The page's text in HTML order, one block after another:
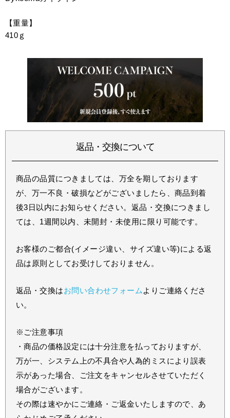
【重量】
410ｇ
返品・交換について
商品の品質につきましては、万全を期しております
が、万一不良・破損などがございましたら、商品到着
後3日以内にお知らせください。返品・交換につきまし
ては、1週間以内、未開封・未使用に限り可能です。
お客様のご都合(イメージ違い、サイズ違い等)による返
品は原則としてお受けしておりません。
返品・交換はお問い合わせフォーム よりご連絡くださ
い。
※ご注意事項
・商品の価格設定には十分注意を払っておりますが、
万が一、システム上の不具合や人為的ミスにより誤表
示があった場合、ご注文をキャンセルさせていただく
場合がございます。
その際は速やかにご連絡・ご返金いたしますので、あ